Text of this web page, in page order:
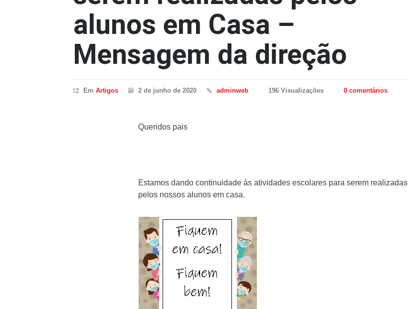
alunos em Casa –
Mensagem da direção
Em Artigos 2 de junho de 2020 adminweb 196 Visualizações 0 comentários
Queridos pais
Estamos dando continuidade às atividades escolares para serem realizadas
pelos nossos alunos em casa.